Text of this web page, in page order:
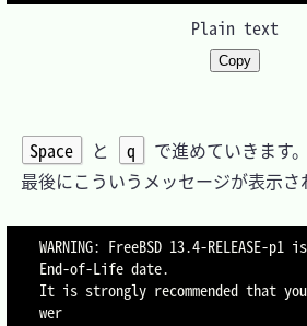
Plain text
Copy
Space と q
で進めていきます。
最後にこういうメッセージが表示さ
WARNING: FreeBSD 13.4-RELEASE-
End-of-Life date.
It is strongly recommended that
wer